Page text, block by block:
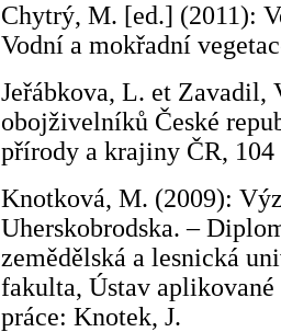
Chytrý, M. [ed.] (2011):
Vodní a mokřadní
Jeřábkova, L. et Zavadil,
obojživelníků České
přírody a krajiny ČR,
Knotková, M. (2009):
Uherskobrodska. –
zemědělská a lesnická
fakulta, Ústav
práce: Knotek, J.